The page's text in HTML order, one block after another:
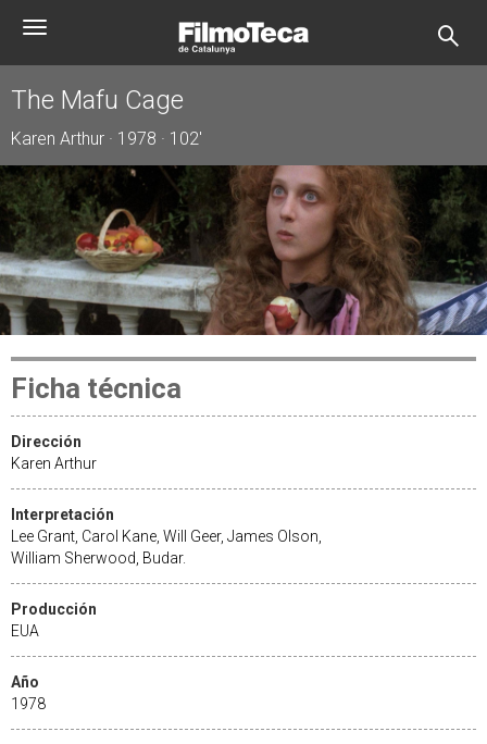
Toggle
The Mafu Cage
Karen Arthur · 1978 · 102'
Ficha técnica
Dirección
Karen Arthur
Interpretación
Lee Grant, Carol Kane, Will Geer, James Olson,
William Sherwood, Budar.
Producción
EUA
Año
1978